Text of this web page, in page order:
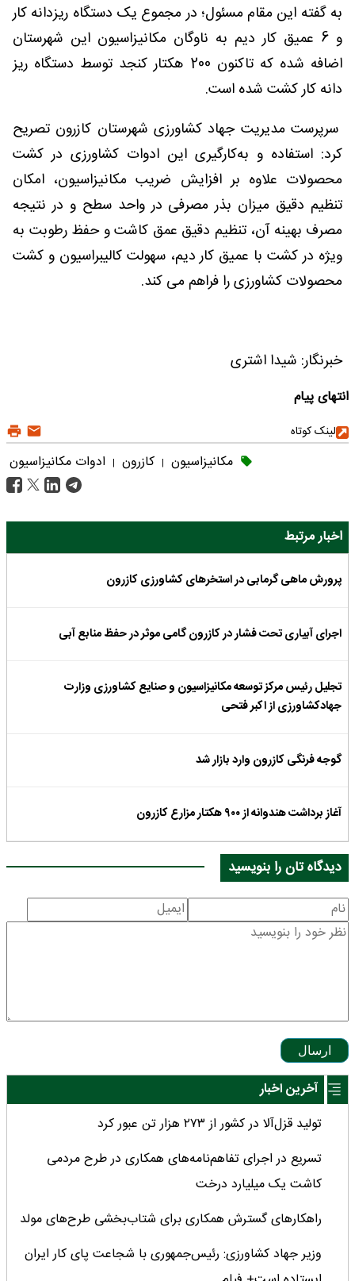
به گفته این مقام مسئول؛ در مجموع یک دستگاه ریزدانه کار
و 6 عمیق کار دیم به ناوگان مکانیزاسیون این شهرستان
اضافه ‌شده که تاکنون 200 هکتار کنجد توسط دستگاه‌ ریز
دانه کار کشت ‌شده است.
سرپرست مدیریت جهاد کشاورزی شهرستان کازرون تصریح
کرد: استفاده و به‌کارگیری این ادوات کشاورزی در کشت
محصولات علاوه بر افزایش ضریب مکانیزاسیون، امکان
تنظیم دقیق میزان بذر مصرفی در واحد سطح و در نتیجه
مصرف بهینه آن، تنظیم دقیق عمق کاشت و حفظ رطوبت به
ویژه در کشت با عمیق کار دیم، سهولت کالیبراسیون و کشت
محصولات کشاورزی را فراهم می کند.
خبرنگار: شیدا اشتری
انتهای پیام
لینک کوتاه
مکانیزاسیون | کازرون | ادوات مکانیزاسیون
اخبار مرتبط
پرورش ماهی گرمابی در استخرهای کشاورزی کازرون
اجرای آبیاری تحت فشار در کازرون گامی موثر در حفظ منابع آبی
تجلیل رئیس مرکز توسعه مکانیزاسیون و صنایع کشاورزی وزارت
جهادکشاورزی از اکبر فتحی
گوجه فرنگی کازرون وارد بازار شد
آغاز برداشت هندوانه از ۹۰۰ هکتار مزارع کازرون
دیدگاه تان را بنویسید
ارسال
آخرین اخبار
تولید قزل‌آلا در کشور از ۲۷۳ هزار تن عبور کرد
تسریع در اجرای تفاهم‌نامه‌های همکاری در طرح مردمی
کاشت یک میلیارد درخت
راهکارهای گسترش همکاری برای شتاب‌بخشی طرح‌های مولد
وزیر جهاد کشاورزی: رئیس‌جمهوری با شجاعت پای کار ایران